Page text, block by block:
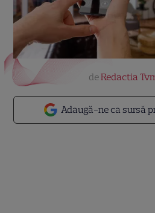
Adaugă-ne ca sursă
deRedactia